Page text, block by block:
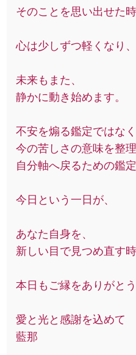
そのことを思い出せた時
心は少しずつ軽くなり、
未来もまた、
静かに動き始めます。
不安を煽る鑑定ではなく
今の苦しさの意味を整理
自分軸へ戻るための鑑
今日という一日が、
あなた自身を、
新しい目で見つめ直す
本日もご縁をありがと
愛と光と感謝を込めて
藍那